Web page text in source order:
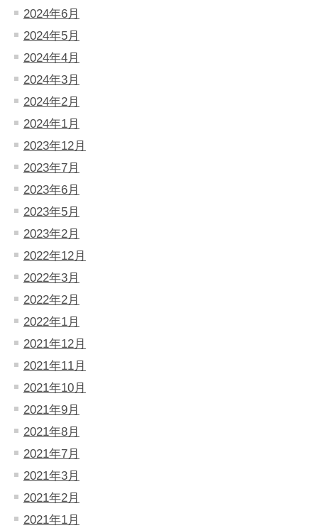
2024年6月
2024年5月
2024年4月
2024年3月
2024年2月
2024年1月
2023年12月
2023年7月
2023年6月
2023年5月
2023年2月
2022年12月
2022年3月
2022年2月
2022年1月
2021年12月
2021年11月
2021年10月
2021年9月
2021年8月
2021年7月
2021年3月
2021年2月
2021年1月